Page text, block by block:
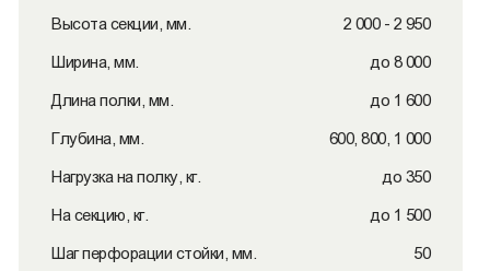
Высота секции, мм. 2 000 - 2 950
Ширина, мм. до 8 000
Длина полки, мм. до 1 600
Глубина, мм. 600, 800, 1 000
Нагрузка на полку, кг. до 350
На секцию, кг. до 1 500
Шаг перфорации стойки, мм. 50